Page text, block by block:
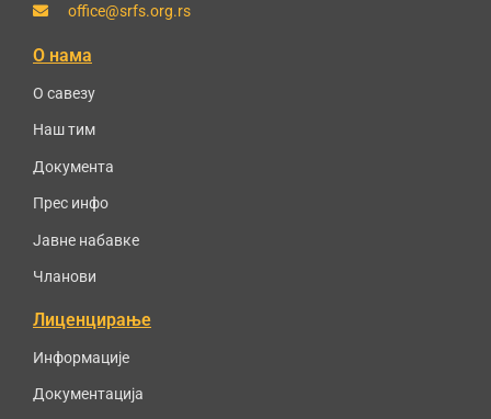
office@srfs.org.rs
О нама
О савезу
Наш тим
Документа
Прес инфо
Јавне набавке
Чланови
Лиценцирање
Информације
Документација